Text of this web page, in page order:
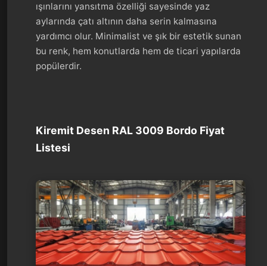
ışınlarını yansıtma özelliği sayesinde yaz
aylarında çatı altının daha serin kalmasına
yardımcı olur. Minimalist ve şık bir estetik sunan
bu renk, hem konutlarda hem de ticari yapılarda
popülerdir.
Kiremit Desen RAL 3009 Bordo Fiyat
Listesi